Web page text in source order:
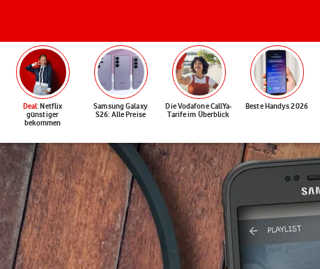
Deal: Netflix
günstiger
bekommen
Samsung Galaxy
S26: Alle Preise
Die Vodafone CallYa-
Tarife im Überblick
Beste Handys 2026